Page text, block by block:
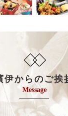
伊からのご挨
Message